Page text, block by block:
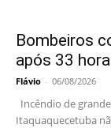
Bombeiros
após 33
Flávio - 06/08/2026
Incêndio de
Itaquaquecetuba